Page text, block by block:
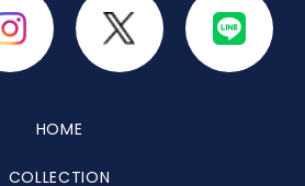
HOME
COLLECTION